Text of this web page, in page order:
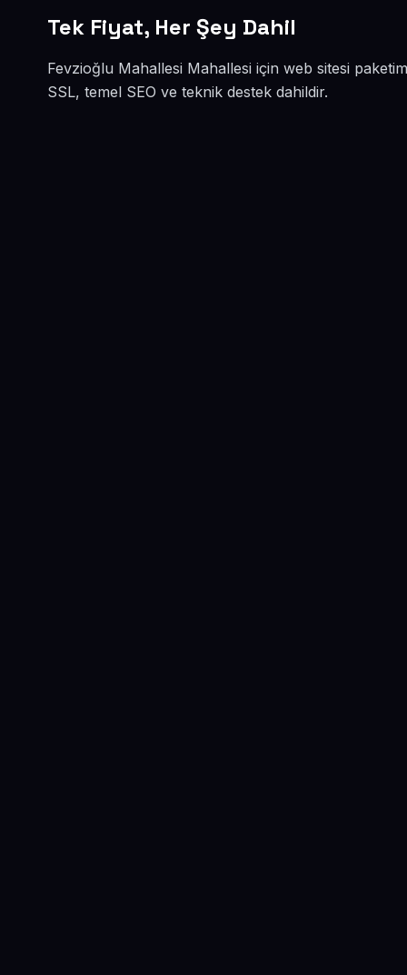
Tek Fiyat, Her Şey Dahil
Fevzioğlu Mahallesi Mahallesi için web sitesi
SSL, temel SEO ve teknik destek dahildir.